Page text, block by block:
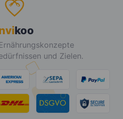
koo
und Zielen.